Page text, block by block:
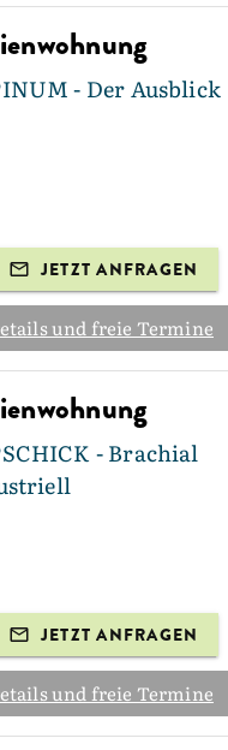
- Der Ausblick
JETZT ANFRAGEN
und freie Termine
- Brachial
JETZT ANFRAGEN
und freie Termine